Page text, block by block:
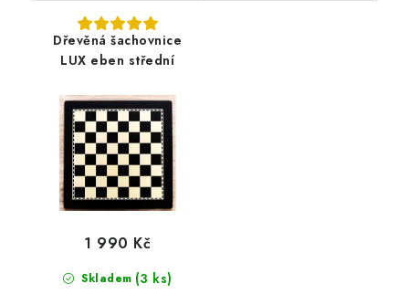
Dřevěná šachovnice
LUX eben střední
Skladem (3 ks)
1 990 Kč